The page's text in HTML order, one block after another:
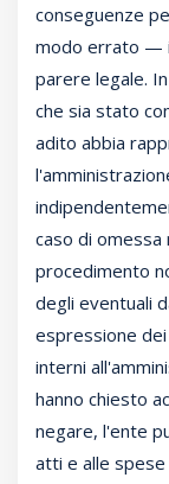
conseguenze
modo errato —
parere legale.
che sia stato
adito abbia
caso di
procedimento
degli eventuali
espressione
interni
hanno chiesto
negare, l'ente
atti e alle spese